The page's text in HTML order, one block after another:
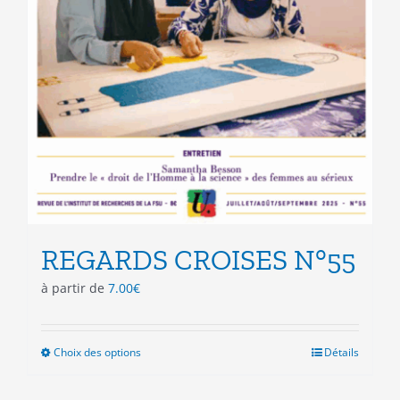
REGARDS CROISES N°55
à partir de 7.00€
Choix des optionsCe
Détails